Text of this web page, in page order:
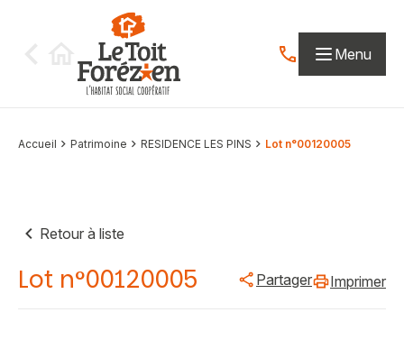
Contactez-nous
Menu
Accueil Patrimoine RESIDENCE LES PINS Lot n°00120005
Retour à liste
Lot n°00120005 Partager Imprimer